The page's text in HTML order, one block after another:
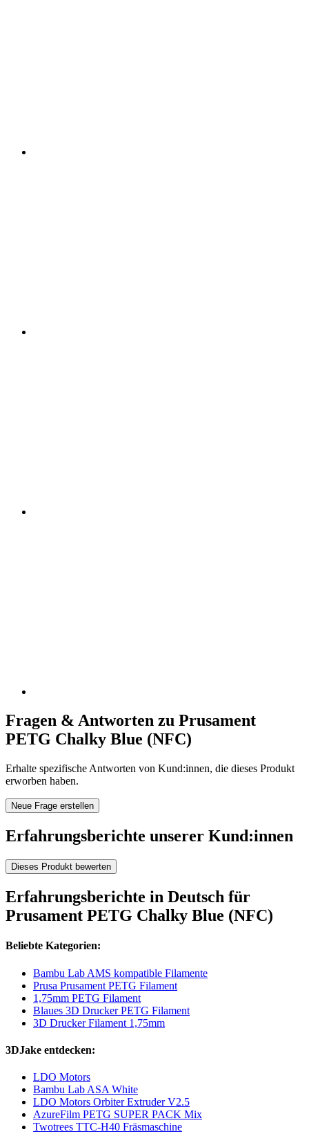
Fragen & Antworten zu Prusament
PETG Chalky Blue (NFC)
Erhalte spezifische Antworten von Kund:innen, die dieses Produkt
erworben haben.
Neue Frage erstellen
Erfahrungsberichte unserer Kund:innen
Dieses Produkt bewerten
Erfahrungsberichte in Deutsch für
Prusament PETG Chalky Blue (NFC)
Beliebte Kategorien:
Bambu Lab AMS kompatible Filamente
Prusa Prusament PETG Filament
1,75mm PETG Filament
Blaues 3D Drucker PETG Filament
3D Drucker Filament 1,75mm
3DJake entdecken:
LDO Motors
Bambu Lab ASA White
LDO Motors Orbiter Extruder V2.5
AzureFilm PETG SUPER PACK Mix
Twotrees TTC-H40 Fräsmaschine